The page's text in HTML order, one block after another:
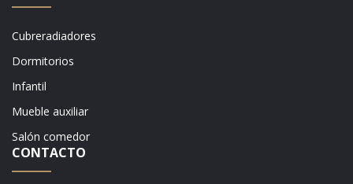
Cubreradiadores
Dormitorios
Infantil
Mueble auxiliar
Salón comedor
CONTACTO